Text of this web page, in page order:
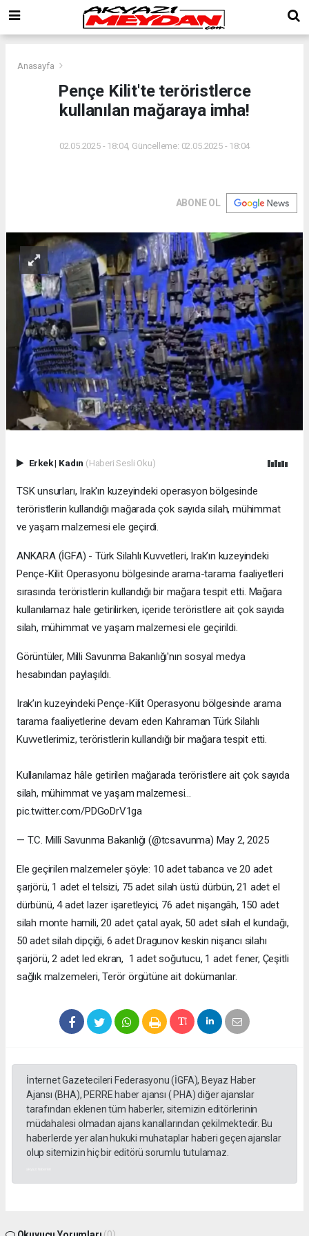
Anasayfa
Pençe Kilit'te teröristlerce
kullanılan mağaraya imha!
02.05.2025 - 18:04, Güncelleme: 02.05.2025 - 18:04
ABONE OL
Erkek| Kadın (Haberi Sesli Oku)
TSK unsurları, Irak'ın kuzeyindeki operasyon bölgesinde
teröristlerin kullandığı mağarada çok sayıda silah, mühimmat
ve yaşam malzemesi ele geçirdi.
ANKARA (İGFA) - Türk Silahlı Kuvvetleri, Irak’ın kuzeyindeki
Pençe-Kilit Operasyonu bölgesinde arama-tarama faaliyetleri
sırasında teröristlerin kullandığı bir mağara tespit etti. Mağara
kullanılamaz hale getirilirken, içeride teröristlere ait çok sayıda
silah, mühimmat ve yaşam malzemesi ele geçirildi.
Görüntüler, Milli Savunma Bakanlığı'nın sosyal medya
hesabından paylaşıldı.
Irak’ın kuzeyindeki Pençe-Kilit Operasyonu bölgesinde arama
tarama faaliyetlerine devam eden Kahraman Türk Silahlı
Kuvvetlerimiz, teröristlerin kullandığı bir mağara tespit etti.
Kullanılamaz hâle getirilen mağarada teröristlere ait çok sayıda
silah, mühimmat ve yaşam malzemesi…
pic.twitter.com/PDGoDrV1ga
— T.C. Millî Savunma Bakanlığı (@tcsavunma) May 2, 2025
Ele geçirilen malzemeler şöyle: 10 adet tabanca ve 20 adet
şarjörü, 1 adet el telsizi, 75 adet silah üstü dürbün, 21 adet el
dürbünü, 4 adet lazer işaretleyici, 76 adet nişangâh, 150 adet
silah monte hamili, 20 adet çatal ayak, 50 adet silah el kundağı,
50 adet silah dipçiği, 6 adet Dragunov keskin nişancı silahı
şarjörü, 2 adet led ekran, 1 adet soğutucu, 1 adet fener, Çeşitli
sağlık malzemeleri, Terör örgütüne ait dokümanlar.
İnternet Gazetecileri Federasyonu (İGFA), Beyaz Haber
Ajansı (BHA), PERRE haber ajansı ( PHA) diğer ajanslar
tarafından eklenen tüm haberler, sitemizin editörlerinin
müdahalesi olmadan ajans kanallarından çekilmektedir. Bu
haberlerde yer alan hukuki muhataplar haberi geçen ajanslar
olup sitemizin hiç bir editörü sorumlu tutulamaz.